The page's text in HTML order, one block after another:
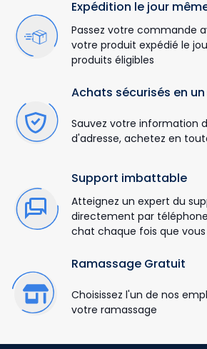
Expédition le jour
Passez votre commande
votre produit expédié le
produits éligibles
Achats sécurisés en
Sauvez votre information
d'adresse, achetez en
Support imbattable
Atteignez un expert du
directement par
chat chaque fois que
Ramassage Gratuit
Choisissez l'un de nos
votre ramassage